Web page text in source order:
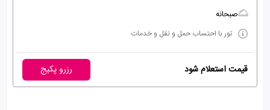
صبحانه
تور با احتساب حمل و نقل و خدمات
قیمت استعلام شود رزرو پکیج